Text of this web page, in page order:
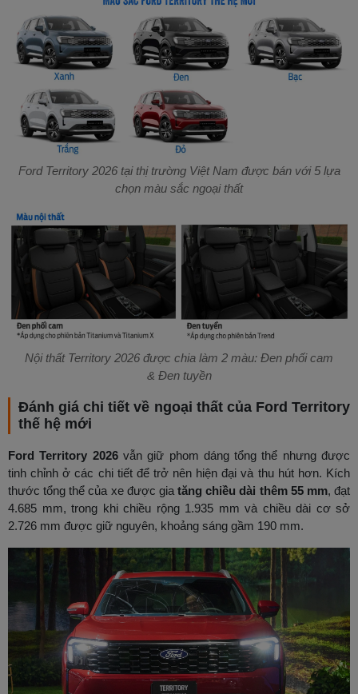
Ford Territory 2026 tại thị trường Việt Nam được bán với 5 lựa
chọn màu sắc ngoại thất
Nội thất Territory 2026 được chia làm 2 màu: Đen phối cam
& Đen tuyền
Đánh giá chi tiết về ngoại thất của Ford Territory
thế hệ mới
Ford Territory 2026vẫn giữ phom dáng tổng thể nhưng được
tinh chỉnh ở các chi tiết để trở nên hiện đại và thu hút hơn. Kích
thước tổng thể của xe được giatăng chiều dài thêm 55 mm, đạt
4.685 mm, trong khi chiều rộng 1.935 mm và chiều dài cơ sở
2.726 mm được giữ nguyên, khoảng sáng gầm 190 mm.